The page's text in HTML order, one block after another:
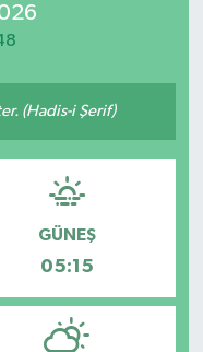
(Hadis-i Şerif)
GÜNEŞ
05:15